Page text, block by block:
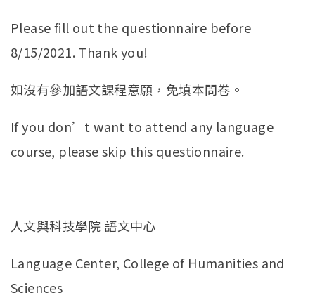
Please fill out the questionnaire before
8/15/2021. Thank you!
如沒有參加語文課程意願，免填本問卷。
If you don’t want to attend any language
course, please skip this questionnaire.
人文與科技學院 語文中心
Language Center, College of Humanities and
Sciences